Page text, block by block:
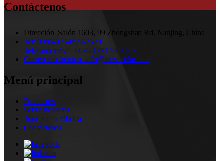
Contáctenos
Dirección: Salón 1603, 99 Zhongshan Rd, Nanjing, China
Tel: 0086-025-85562529
Teléfono móvil: 0086-13814007208
Correo electrónico: info@amsosolar.com
Menú principal
Productos
Sobre nosotros
Tour por la fábrica
Contáctenos